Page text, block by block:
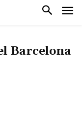
Barcelona